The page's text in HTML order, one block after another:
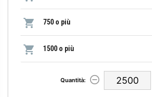
750 o più
1500 o più
Quantità: